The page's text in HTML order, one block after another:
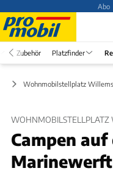
Abo
Zubehör Platzfinder
Wohnmobilstellplatz
WOHNMOBILSTELLPLATZ
Campen
Marinewerft